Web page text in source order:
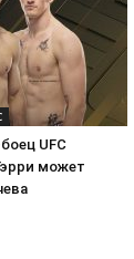
UFC
может